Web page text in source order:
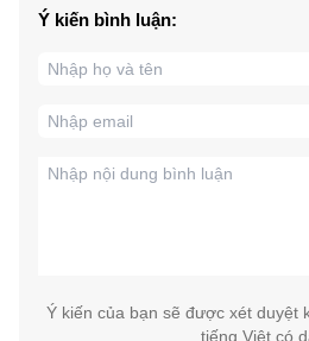
Ý kiến bình luận:
Ý kiến của bạn sẽ được xét duyệt
tiếng Việt có